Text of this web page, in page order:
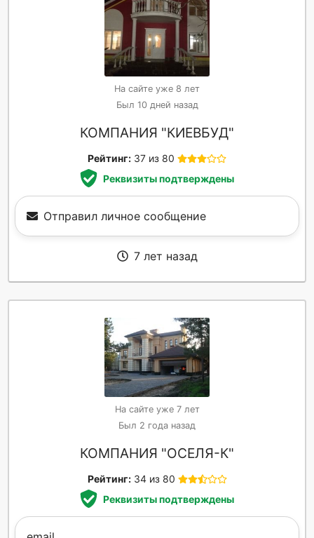
На сайте уже 8 лет
Был 10 дней назад
КОМПАНИЯ "КИЕВБУД"
Рейтинг: 37 из 80
Реквизиты подтверждены
Отправил личное сообщение
7 лет назад
На сайте уже 7 лет
Был 2 года назад
КОМПАНИЯ "ОСЕЛЯ-К"
Рейтинг: 34 из 80
Реквизиты подтверждены